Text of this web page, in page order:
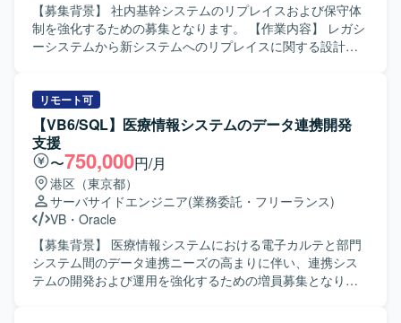
【募集背景】 社内基幹システムのリプレイスおよび保守体
制を強化するための募集となります。 【作業内容】 レガシ
ーシステムから新システムへのリプレイスに関する設計・
よび原因究明、改善対応なども実施いただきます。業務担
当者との調整を行いながら、仕様整理や影響範囲の確認、
テスト計画およびテスト実施、リリース後のフォローまで
一連の作業をお願いいたします。 【求める人物像】 関係者
と円滑にコミュニケーションを取りながら主体的に動いて
いただける方を求めております。既存システムの仕様を自
らキャッチアップし、課題に対して粘り強く対応できる方
が望ましいです。 【ポジションの魅力】 基幹システムのリ
プレイスおよび保守を通じて、上流から下流まで一貫した
業務に携わることができます。長期的な保守・改善を通じ
て業務理解と技術力を同時に高めることができ、SQLや
リモート可
【VB6/SQL】医療情報システムのデータ連携開発
支援
〜750,000円/月
港区（東京都）
サーバサイドエンジニア(業務委託・フリーランス)
VB ・ Oracle
【募集背景】 医療情報システムにおける電子カルテと部門
システム間のデータ連携ニーズの高まりに伴い、連携シス
テムの開発および運用を強化するための増員募集となりま